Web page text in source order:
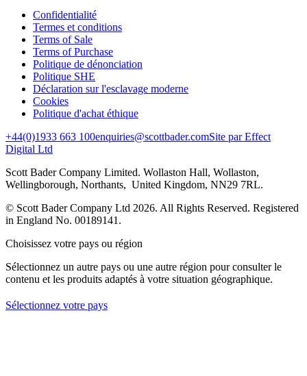
Confidentialité
Termes et conditions
Terms of Sale
Terms of Purchase
Politique de dénonciation
Politique SHE
Déclaration sur l'esclavage moderne
Cookies
Politique d'achat éthique
+44(0)1933 663 100enquiries@scottbader.comSite par Effect
Digital Ltd
Scott Bader Company Limited. Wollaston Hall, Wollaston,
Wellingborough, Northants, United Kingdom, NN29 7RL.
© Scott Bader Company Ltd 2026. All Rights Reserved. Registered
in England No. 00189141.
Choisissez votre pays ou région
Sélectionnez un autre pays ou une autre région pour consulter le
contenu et les produits adaptés à votre situation géographique.
Sélectionnez votre pays